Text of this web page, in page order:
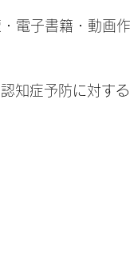
電子書籍・動画
知症予防に対す